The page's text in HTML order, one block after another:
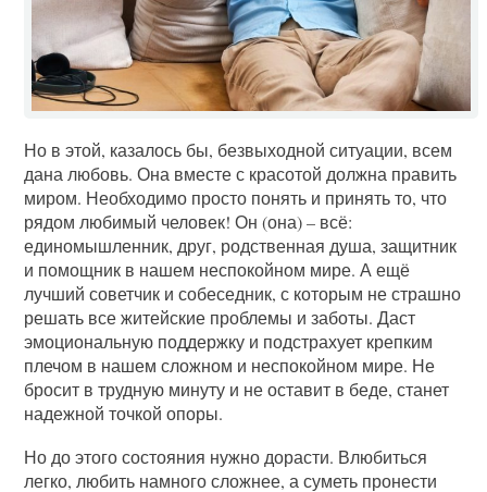
Но в этой, казалось бы, безвыходной ситуации, всем
дана любовь. Она вместе с красотой должна править
миром. Необходимо просто понять и принять то, что
рядом любимый человек! Он (она) – всё:
единомышленник, друг, родственная душа, защитник
и помощник в нашем неспокойном мире. А ещё
лучший советчик и собеседник, с которым не страшно
решать все житейские проблемы и заботы. Даст
эмоциональную поддержку и подстрахует крепким
плечом в нашем сложном и неспокойном мире. Не
бросит в трудную минуту и не оставит в беде, станет
надежной точкой опоры.
Но до этого состояния нужно дорасти. Влюбиться
легко, любить намного сложнее, а суметь пронести